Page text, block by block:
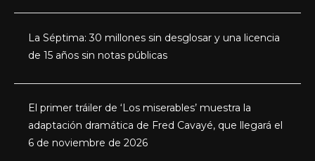
La Séptima: 30 millones sin desglosar y una licencia
de 15 años sin notas públicas
El primer tráiler de ‘Los miserables’ muestra la
adaptación dramática de Fred Cavayé, que llegará el
6 de noviembre de 2026